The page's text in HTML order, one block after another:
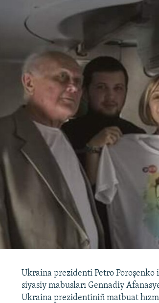
Ukraina prezidenti Petro Poroşenko
siyasiy mabusları Gennadiy
Ukraina prezidentiniñ matbuat